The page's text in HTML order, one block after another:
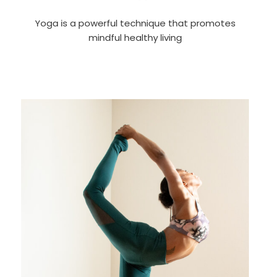
Yoga is a powerful technique that promotes
mindful healthy living